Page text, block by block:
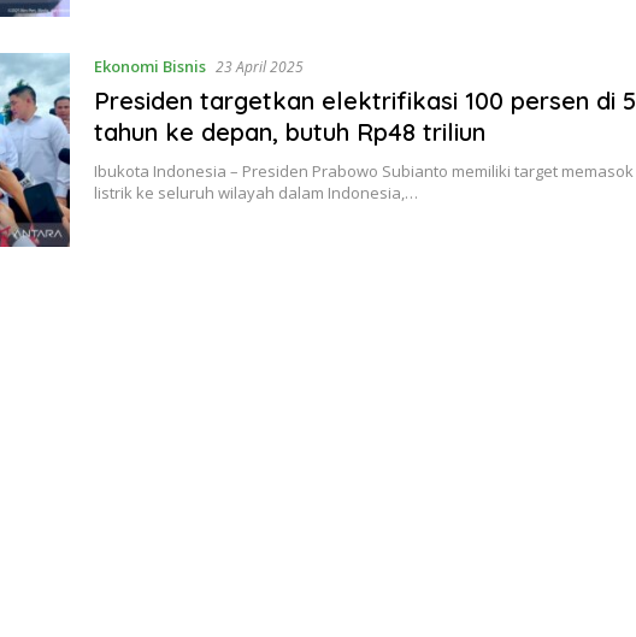
Ekonomi Bisnis 23 April 2025
Presiden targetkan elektrifikasi 100 persen di 5
tahun ke depan, butuh Rp48 triliun
Ibukota Indonesia – Presiden Prabowo Subianto memiliki target memasok
listrik ke seluruh wilayah dalam Indonesia,…